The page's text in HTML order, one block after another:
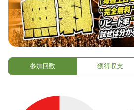
参加回数 獲得収支